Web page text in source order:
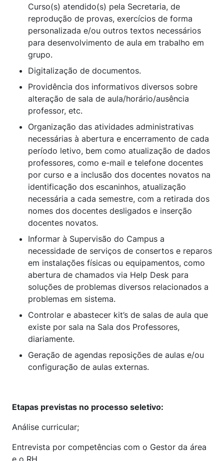
Curso(s) atendido(s) pela Secretaria, de
reprodução de provas, exercícios de forma
personalizada e/ou outros textos necessários
para desenvolvimento de aula em trabalho em
grupo.
Digitalização de documentos.
Providência dos informativos diversos sobre
alteração de sala de aula/horário/ausência
professor, etc.
Organização das atividades administrativas
necessárias à abertura e encerramento de cada
período letivo, bem como atualização de dados
professores, como e-mail e telefone docentes
por curso e a inclusão dos docentes novatos na
identificação dos escaninhos, atualização
necessária a cada semestre, com a retirada dos
nomes dos docentes desligados e inserção
docentes novatos.
Informar à Supervisão do Campus a
necessidade de serviços de consertos e reparos
em instalações físicas ou equipamentos, como
abertura de chamados via Help Desk para
soluções de problemas diversos relacionados a
problemas em sistema.
Controlar e abastecer kit’s de salas de aula que
existe por sala na Sala dos Professores,
diariamente.
Geração de agendas reposições de aulas e/ou
configuração de aulas externas.
Etapas previstas no processo seletivo:
Análise curricular;
Entrevista por competências com o Gestor da área
e o RH.